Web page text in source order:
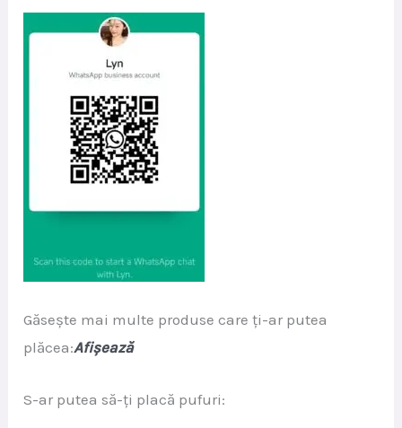
Găsește mai multe produse care ți-ar putea
plăcea:Afișează
S-ar putea să-ți placă pufuri: